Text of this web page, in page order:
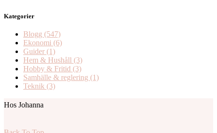
Kategorier
Blogg (547)
Ekonomi (6)
Guider (1)
Hem & Hushåll (3)
Hobby & Fritid (3)
Samhälle & reglering (1)
Teknik (3)
Hos Johanna